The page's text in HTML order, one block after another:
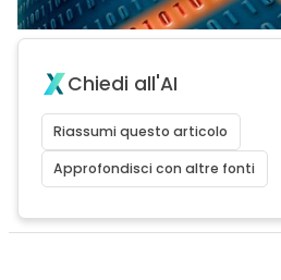
Chiedi all'AI
Riassumi questo articolo
Approfondisci con altre fonti